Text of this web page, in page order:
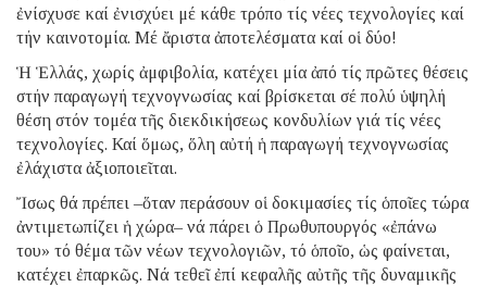
ἐνίσχυσε καί ἐνισχύει μέ κάθε τρόπο τίς νέες τεχνολογίες καί
τήν καινοτομία. Μέ ἄριστα ἀποτελέσματα καί οἱ δύο!
Ἡ Ἑλλάς, χωρίς ἀμφιβολία, κατέχει μία ἀπό τίς πρῶτες θέσεις
στήν παραγωγή τεχνογνωσίας καί βρίσκεται σέ πολύ ὑψηλή
θέση στόν τομέα τῆς διεκδικήσεως κονδυλίων γιά τίς νέες
τεχνολογίες. Καί ὅμως, ὅλη αὐτή ἡ παραγωγή τεχνογνωσίας
ἐλάχιστα ἀξιοποιεῖται.
Ἴσως θά πρέπει –ὅταν περάσουν οἱ δοκιμασίες τίς ὁποῖες τώρα
ἀντιμετωπίζει ἡ χώρα– νά πάρει ὁ Πρωθυπουργός «ἐπάνω
του» τό θέμα τῶν νέων τεχνολογιῶν, τό ὁποῖο, ὡς φαίνεται,
κατέχει ἐπαρκῶς. Νά τεθεῖ ἐπί κεφαλῆς αὐτῆς τῆς δυναμικῆς